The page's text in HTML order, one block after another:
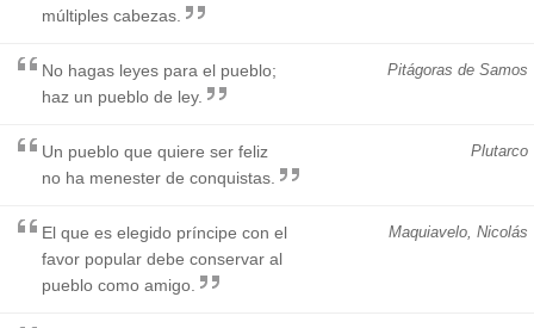
múltiples cabezas.
Pitágoras de Samos
No hagas leyes para el pueblo;
haz un pueblo de ley.
Plutarco
Un pueblo que quiere ser feliz
no ha menester de conquistas.
Maquiavelo, Nicolás
El que es elegido príncipe con el
favor popular debe conservar al
pueblo como amigo.